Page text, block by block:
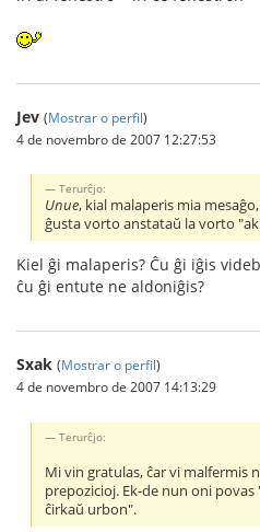
Jev (Mostrar o perfil)
4 de novembro de 2007 12:27:53
Terurĉjo:
Unue, kial malaperis mia
ĝusta vorto anstataŭ la vorto
Kiel ĝi malaperis? Ĉu ĝi iĝis
ĉu ĝi entute ne aldoniĝis?
Sxak (Mostrar o perfil)
4 de novembro de 2007 14:13:29
Terurĉjo:
Mi vin gratulas, ĉar vi malfermis
prepozicioj. Ek-de nun oni
ĉirkaŭ urbon".